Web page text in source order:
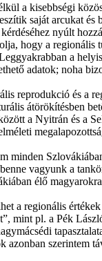
a kisebbségi
saját arcukat és
nyúlt
hogy a regionális
a
adatok; noha
reprodukció és a
átörökítésben
a Nyitrán és a
minden
vagyunk a
élő
a regionális
mint pl. a Pék
azonban szerintem